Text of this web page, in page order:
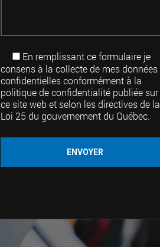
En remplissant ce formulaire je
consens à la collecte de mes données
confidentielles conformément à la
politique de confidentialité publiée sur
ce site web et selon les directives de la
Loi 25 du gouvernement du Québec.